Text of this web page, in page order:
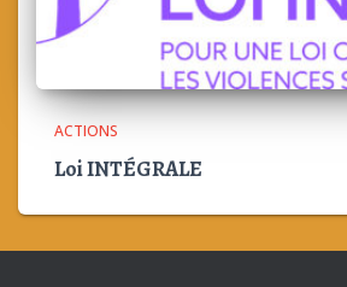
ACTIONS
Loi INTÉGRALE